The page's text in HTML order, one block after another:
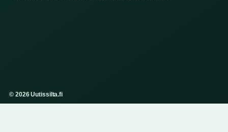
© 2026 Uutissilta.fi